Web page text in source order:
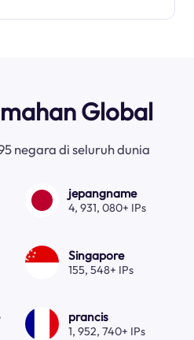
Global
negara di seluruh dunia
jepangname
4, 931, 080+ IPs
Singapore
155, 548+ IPs
prancis
1, 952, 740+ IPs